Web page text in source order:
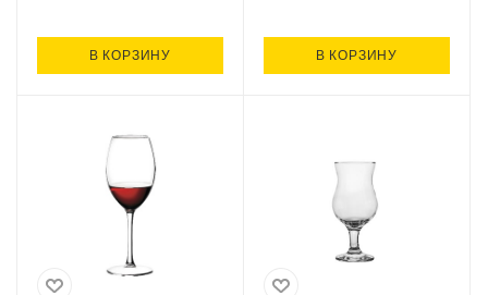
В КОРЗИНУ В КОРЗИНУ